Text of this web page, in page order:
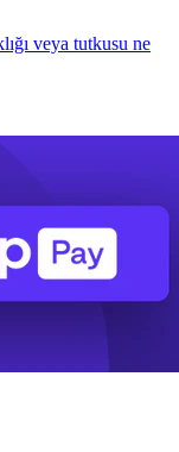
veya tutkusu ne